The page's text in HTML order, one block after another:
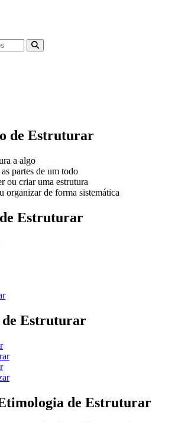
de Estruturar
a algo
partes de um todo
ou criar uma estrutura
organizar de forma sistemática
de Estruturar
de Estruturar
de Estruturar